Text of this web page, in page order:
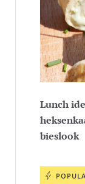
Lunch
bieslook